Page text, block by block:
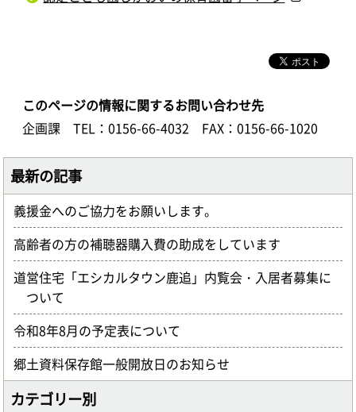
このページの情報に関するお問い合わせ先
企画課
TEL：0156-66-4032 FAX：0156-66-1020
最新の記事
義援金へのご協力をお願いします。
高齢者の方の補聴器購入費の助成をしています
道営住宅「エシカルタウン鹿追」内覧会・入居者募集に
ついて
令和8年8月の予定表について
郷土資料保存館一般開放日のお知らせ
カテゴリー別